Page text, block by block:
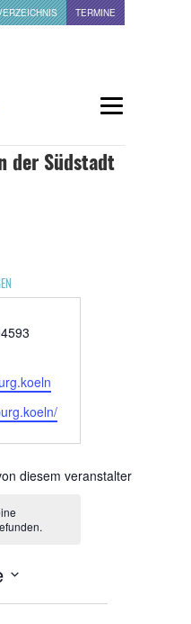
TERMINE
der Südstadt
diesem veranstalter